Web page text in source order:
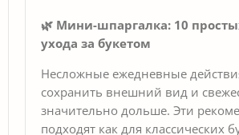
🌿 Мини-шпаргалка: 10
ухода за букетом
Несложные ежедневные
сохранить внешний вид и
значительно дольше. Эти
подходят как для классических